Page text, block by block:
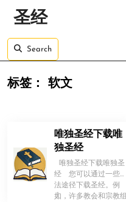
圣经
Search
标签： 软文
唯独圣经下载唯
独圣经
唯独圣经下载唯独圣
经 您可以通过一些合
法途径下载圣经。例
如，许多教会和宗教组
！